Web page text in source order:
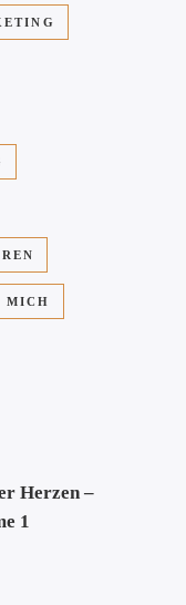
MICH
Herzen –
1